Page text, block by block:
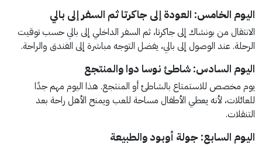
اليوم الخامس: العودة إلى جاكرتا ثم السفر إلى بالي
الانتقال من بونشاك إلى جاكرتا، ثم السفر الداخلي إلى بالي حسب توقيت
الرحلة. عند الوصول إلى بالي، يفضل التوجه مباشرة إلى الفندق والراحة.
اليوم السادس: شاطئ نوسا دوا والمنتجع
يوم مخصص للاستمتاع بالشاطئ أو المنتجع. هذا اليوم مهم جدًا
للعائلات، لأنه يعطي الأطفال مساحة للعب ويمنح الأهل راحة بعد
التنقلات.
اليوم السابع: جولة أوبود والطبيعة